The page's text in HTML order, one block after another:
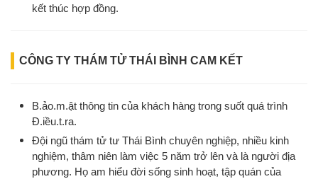
kết thúc hợp đồng.
CÔNG TY THÁM TỬ THÁI BÌNH CAM KẾT
B.ảo.m.ật thông tin của khách hàng trong suốt quá trình
Đ.iều.t.ra.
Đội ngũ thám tử tư Thái Bình chuyên nghiệp, nhiều kinh
nghiệm, thâm niên làm việc 5 năm trở lên và là người địa
phương. Họ am hiểu đời sống sinh hoạt, tập quán của